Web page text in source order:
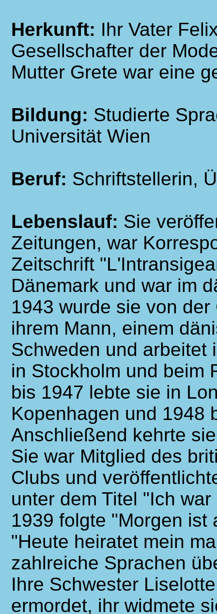
Herkunft: Ihr Vater
Gesellschafter der
Mutter Grete war eine
Bildung: Studierte
Universität Wien
Beruf: Schriftstellerin,
Lebenslauf: Sie
Zeitungen, war
Zeitschrift
Dänemark und war im
1943 wurde sie von
ihrem Mann, einem
Schweden und arbeitet
in Stockholm und beim
bis 1947 lebte sie in
Kopenhagen und 1948
Anschließend kehrte
Sie war Mitglied des
Clubs und
unter dem Titel "Ich
1939 folgte "Morgen ist
"Heute heiratet mein
zahlreiche Sprachen
Ihre Schwester
ermordet, ihr widmete